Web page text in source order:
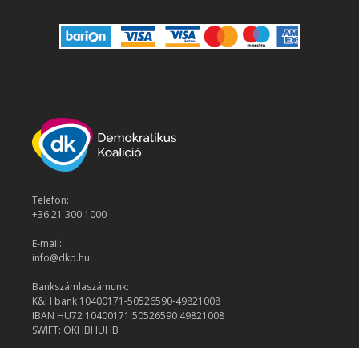
Telefon:
+36 21 300 1000
E-mail:
info@dkp.hu
Bankszámlaszámunk:
K&H bank 10400171-50526590-49821008
IBAN HU72 10400171 50526590 49821008
SWIFT: OKHBHUHB